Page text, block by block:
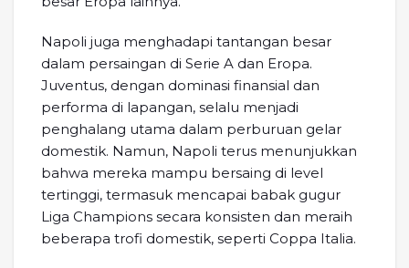
Napoli juga menghadapi tantangan besar
dalam persaingan di Serie A dan Eropa.
Juventus, dengan dominasi finansial dan
performa di lapangan, selalu menjadi
penghalang utama dalam perburuan gelar
domestik. Namun, Napoli terus menunjukkan
bahwa mereka mampu bersaing di level
tertinggi, termasuk mencapai babak gugur
Liga Champions secara konsisten dan meraih
beberapa trofi domestik, seperti Coppa Italia.